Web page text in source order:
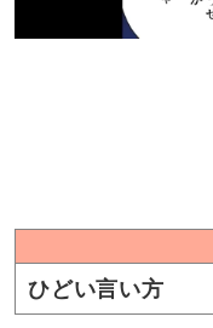
ひどい言い方